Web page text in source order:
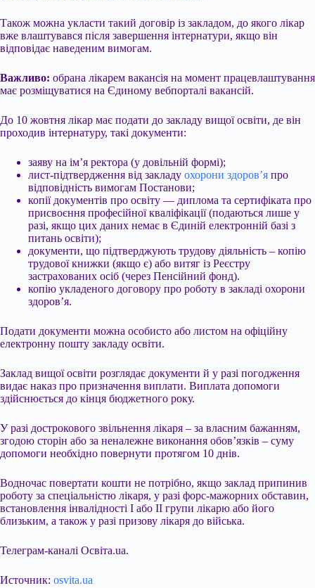
Також можна укласти такий договір із закладом, до якого лікар
вже влаштувався після завершення інтернатури, якщо він
відповідає наведеним вимогам.
Важливо: обрана лікарем вакансія на момент працевлаштування
має розміщуватися на Єдиному вебпорталі вакансій.
До 10 жовтня лікар має подати до закладу вищої освіти, де він
проходив інтернатуру, такі документи:
заяву на ім’я ректора (у довільній формі);
лист-підтвердження від закладу охорони здоров’я про
відповідність вимогам Постанови;
копії документів про освіту — диплома та сертифіката про
присвоєння професійної кваліфікації (подаються лише у
разі, якщо цих даних немає в Єдиній електронній базі з
питань освіти);
документи, що підтверджують трудову діяльність – копію
трудової книжки (якщо є) або витяг із Реєстру
застрахованих осіб (через Пенсійний фонд).
копію укладеного договору про роботу в закладі охорони
здоров’я.
Подати документи можна особисто або листом на офіційну
електронну пошту закладу освіти.
Заклад вищої освіти розглядає документи й у разі погодження
видає наказ про призначення виплати. Виплата допомоги
здійснюється до кінця бюджетного року.
У разі дострокового звільнення лікаря – за власним бажанням,
згодою сторін або за неналежне виконання обов’язків – суму
допомоги необхідно повернути протягом 10 днів.
Водночас повертати кошти не потрібно, якщо заклад припинив
роботу за спеціальністю лікаря, у разі форс-мажорних обставин,
встановлення інвалідності І або ІІ групи лікарю або його
близьким, а також у разі призову лікаря до війська.
Телеграм-каналі Освіта.ua.
Источник: osvita.ua